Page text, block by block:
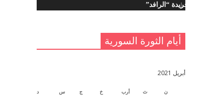
تأسيس جريدة “الرافد”
القدس والربيع العربي في ندوة لحزب
أسبوع ثقافي في ذكرى الاستقلال
أيام الثورة السورية
أبريل 2021
ن ث أرب خ ج س د